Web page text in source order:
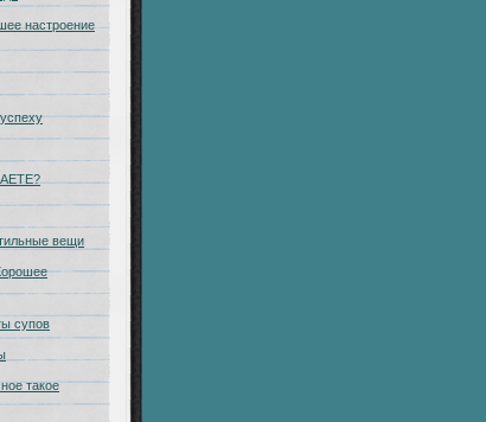
настроение
вещи
супов
такое